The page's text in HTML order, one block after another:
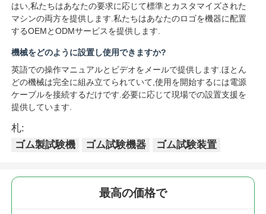
はい,私たちはあなたの要求に応じて標準とカスタマイズされた
マシンの両方を提供します.私たちはあなたのロゴを機器に配置
するOEMとODMサービスを提供します.
機械をどのように設置し使用できますか?
英語での操作マニュアルとビデオをメールで提供します.ほとん
どの機械は完全に組み立てられていて,使用を開始するには電源
ケーブルを接続するだけです.必要に応じて現場での設置支援を
提供しています.
札:
ゴム製試験機
ゴム試験機器 ゴム試験装置
最高の価格で